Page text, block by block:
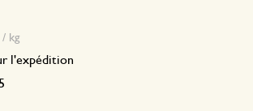
kg
l'expéditioncommande !